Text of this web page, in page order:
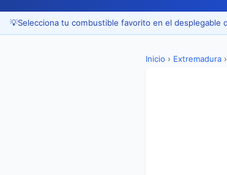
💡Selecciona tu combustible favorito en el desplegable
Inicio › Extremadura ›